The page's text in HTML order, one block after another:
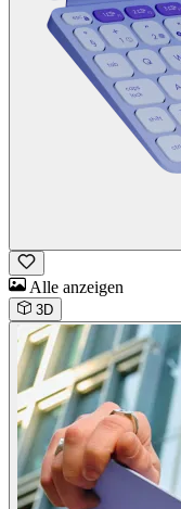
Alle anzeigen
3D